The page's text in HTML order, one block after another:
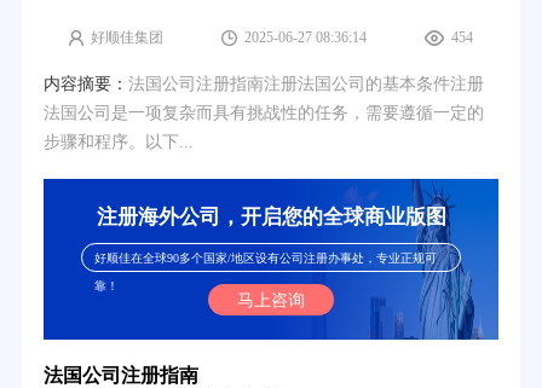
好顺佳集团 2025-06-27 08:36:14 454
内容摘要： 法国公司注册指南注册法国公司的基本条件注册
法国公司是一项复杂而具有挑战性的任务，需要遵循一定的
步骤和程序。以下...
注册海外公司，开启您的全球商业版图
好顺佳在全球90多个国家/地区设有公司注册办事处，专业正规可
靠！
马上咨询
法国公司注册指南